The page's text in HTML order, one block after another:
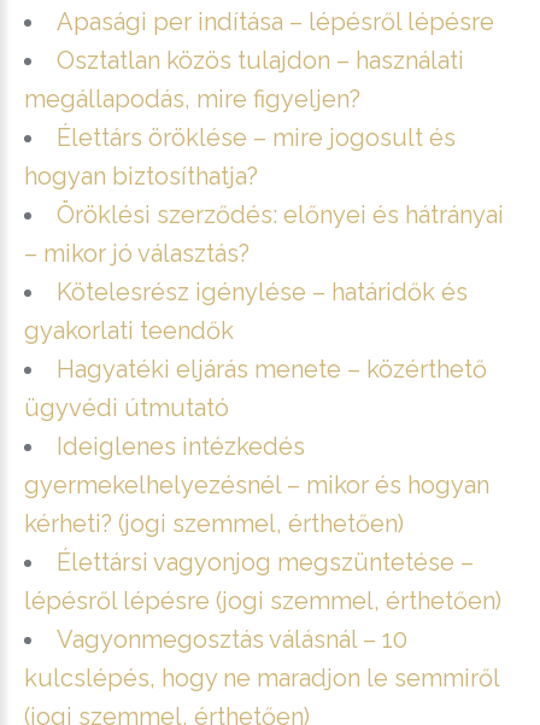
Apasági per indítása – lépésről lépésre
Osztatlan közös tulajdon – használati
megállapodás, mire figyeljen?
Élettárs öröklése – mire jogosult és
hogyan biztosíthatja?
Öröklési szerződés: előnyei és hátrányai
– mikor jó választás?
Kötelesrész igénylése – határidők és
gyakorlati teendők
Hagyatéki eljárás menete – közérthető
ügyvédi útmutató
Ideiglenes intézkedés
gyermekelhelyezésnél – mikor és hogyan
kérheti? (jogi szemmel, érthetően)
Élettársi vagyonjog megszüntetése –
lépésről lépésre (jogi szemmel, érthetően)
Vagyonmegosztás válásnál – 10
kulcslépés, hogy ne maradjon le semmiről
(jogi szemmel, érthetően)